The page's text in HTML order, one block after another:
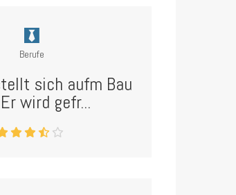
Berufe
sich aufm Bau
wird gefr...